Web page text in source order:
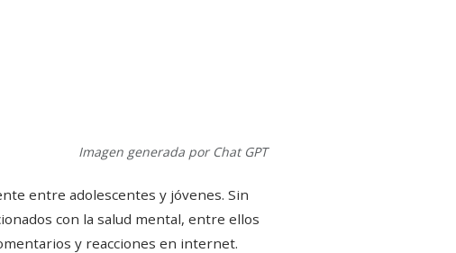
Imagen generada por Chat GPT
entre adolescentes y jóvenes. Sin
con la salud mental, entre ellos
y reacciones en internet.